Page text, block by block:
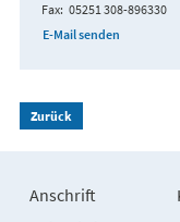
Fax 05251 308-896330
E-Mail senden
Zurück
Anschrift